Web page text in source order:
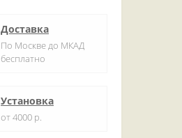
Доставка
По Москве до МКАД
бесплатно
Установка
от 4000 р.